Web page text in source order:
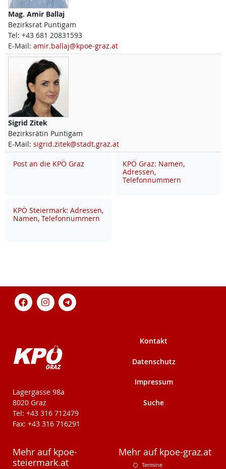
Mag. Amir Ballaj
Bezirksrat Puntigam
Tel: +43 681 20831593
E-Mail: amir.ballaj@kpoe-graz.at
Sigrid Zitek
Bezirksrätin Puntigam
E-Mail: sigrid.zitek@stadt.graz.at
Post an die KPÖ Graz
KPÖ Graz: Namen,
Adressen,
Telefonnummern
KPÖ Steiermark: Adressen,
Namen, Telefonnummern
KPÖ-Steiermark
Lagergasse 98a
8020 Graz
Tel: +43 316 712479
Fax: +43 316 716291
Kontakt
Datenschutz
Impressum
Suche
Mehr auf kpoe-
steiermark.at
Mehr auf kpoe-graz.at
Termine